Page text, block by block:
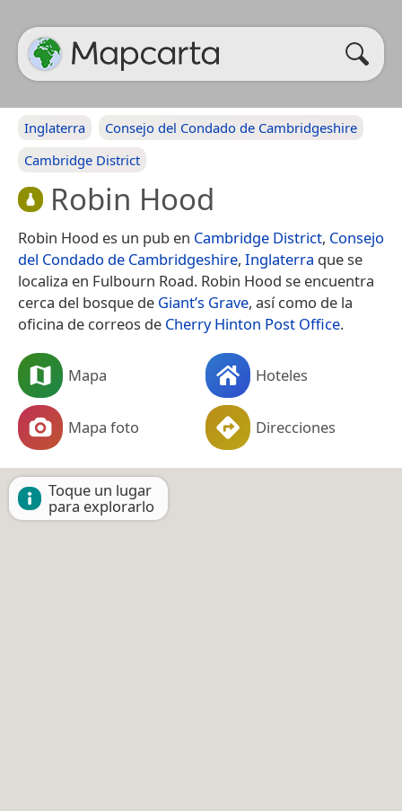
Inglaterra
Consejo del Condado de Cambridgeshire
Cambridge District
Robin Hood
Robin Hood es un pub en Cambridge District, Consejo
del Condado de Cambridgeshire, Inglaterra que se
localiza en Fulbourn Road. Robin Hood se encuentra
cerca del bosque de Giant’s Grave, así como de la
oficina de correos de Cherry Hinton Post Office.
Mapa Hoteles
Mapa foto Direcciones
Toque un lugar
para explorarlo